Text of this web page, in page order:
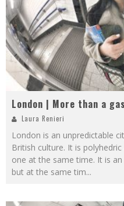
London | More than a
Laura Renieri
London is an unpredictable
British culture. It is
one at the same time. It is
but at the same tim...